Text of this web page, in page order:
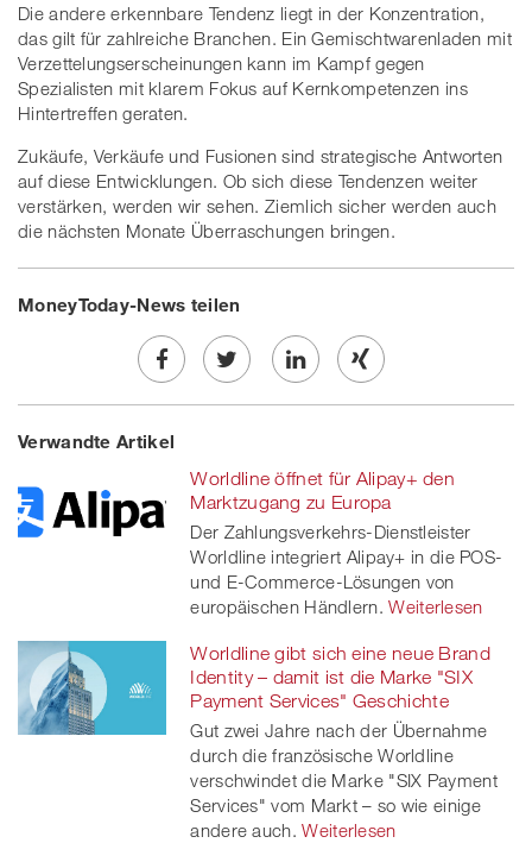
Die andere erkennbare Tendenz liegt in der Konzentration,
das gilt für zahlreiche Branchen. Ein Gemischtwarenladen mit
Verzettelungserscheinungen kann im Kampf gegen
Spezialisten mit klarem Fokus auf Kernkompetenzen ins
Hintertreffen geraten.
Zukäufe, Verkäufe und Fusionen sind strategische Antworten
auf diese Entwicklungen. Ob sich diese Tendenzen weiter
verstärken, werden wir sehen. Ziemlich sicher werden auch
die nächsten Monate Überraschungen bringen.
MoneyToday-News teilen
Share
on
Facebook
Twe
on
twitt
er
Share
linkedin
Share
Xing
Verwandte Artikel
Worldline öffnet für Alipay+ den
Marktzugang zu Europa
Der Zahlungsverkehrs-Dienstleister
Worldline integriert Alipay+ in die POS-
und E-Commerce-Lösungen von
europäischen Händlern. Weiterlesen
Worldline gibt sich eine neue Brand
Identity – damit ist die Marke "SIX
Payment Services" Geschichte
Gut zwei Jahre nach der Übernahme
durch die französische Worldline
verschwindet die Marke "SIX Payment
Services" vom Markt – so wie einige
andere auch. Weiterlesen